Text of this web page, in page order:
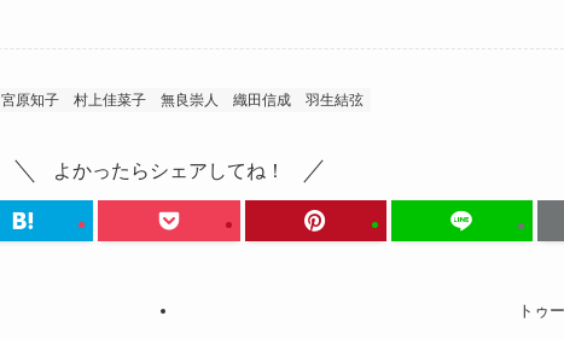
宮原知子 村上佳菜子 無良崇人 織田信成 羽生結弦
よかったらシェアしてね！
トゥ